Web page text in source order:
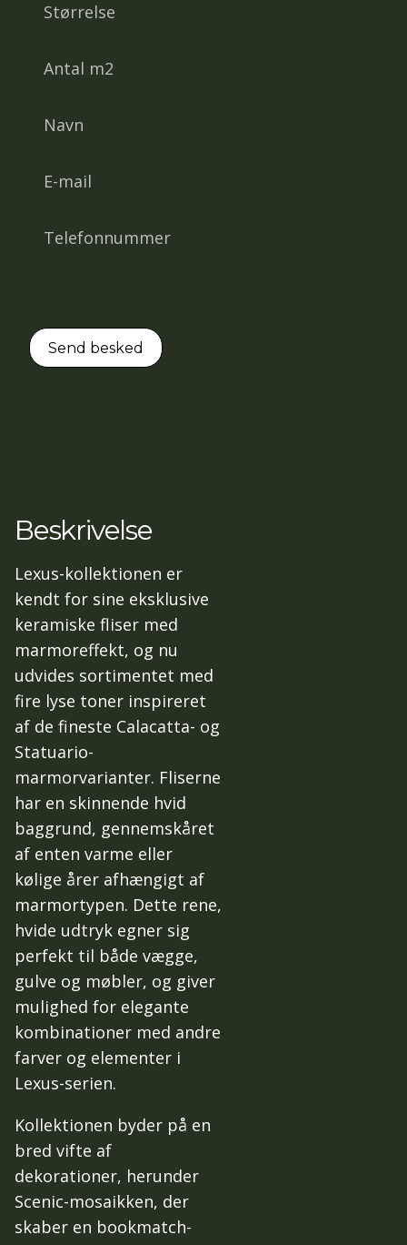
Beskrivelse
Lexus-kollektionen er
kendt for sine eksklusive
keramiske fliser med
marmoreffekt, og nu
udvides sortimentet med
fire lyse toner inspireret
af de fineste Calacatta- og
Statuario-
marmorvarianter. Fliserne
har en skinnende hvid
baggrund, gennemskåret
af enten varme eller
kølige årer afhængigt af
marmortypen. Dette rene,
hvide udtryk egner sig
perfekt til både vægge,
gulve og møbler, og giver
mulighed for elegante
kombinationer med andre
farver og elementer i
Lexus-serien.
Kollektionen byder på en
bred vifte af
dekorationer, herunder
Scenic-mosaikken, der
skaber en bookmatch-